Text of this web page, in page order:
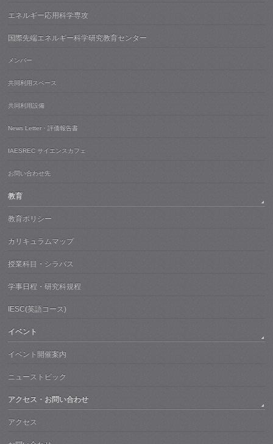
エネルギー応用科学専攻
国際先端エネルギー科学研究教育センター
メンバー
共同利用スペース
共同利用設備
News Letter・評価報告書
IAESREC サイエンスカフェ
お問い合わせ先
教育
教育ポリシー
カリキュラムマップ
授業科目・シラバス
学事日程・研究科規程
IESC(英語コース)
イベント
イベント開催案内
ニューストピック
アクセス・お問い合わせ
アクセス